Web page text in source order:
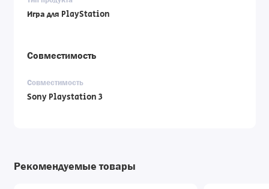
Игра для PlayStation
Совместимость
Совместимость
Sony Playstation 3
Рекомендуемые товары